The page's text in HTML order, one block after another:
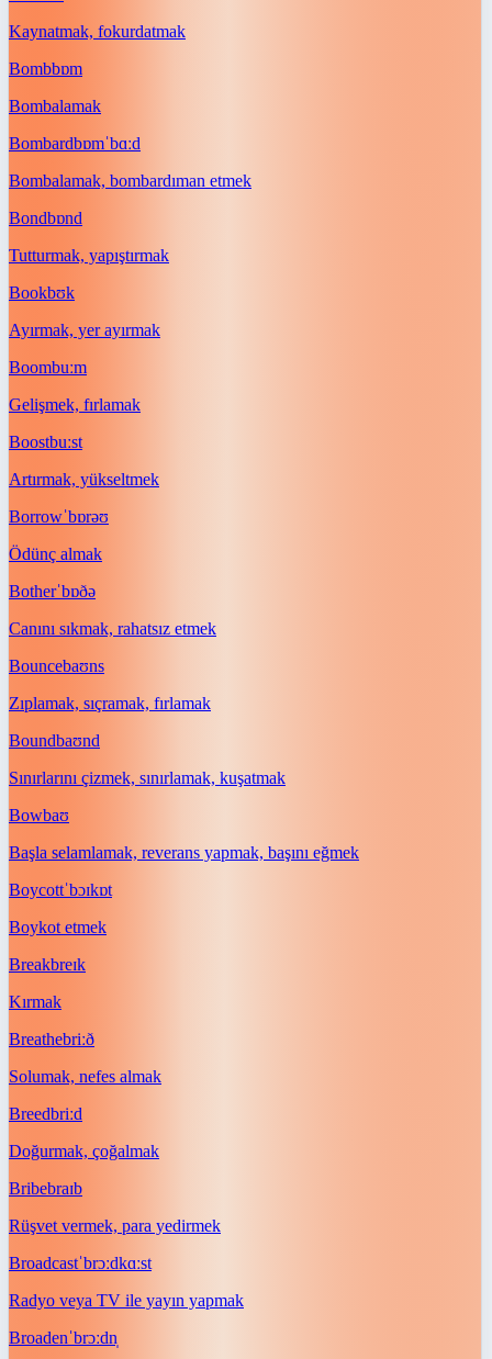
Kaynatmak, fokurdatmak
Bombbɒm
Bombalamak
Bombardbɒmˈbɑːd
Bombalamak, bombardıman etmek
Bondbɒnd
Tutturmak, yapıştırmak
Bookbʊk
Ayırmak, yer ayırmak
Boombuːm
Gelişmek, fırlamak
Boostbuːst
Artırmak, yükseltmek
Borrowˈbɒrəʊ
Ödünç almak
Botherˈbɒðə
Canını sıkmak, rahatsız etmek
Bouncebaʊns
Zıplamak, sıçramak, fırlamak
Boundbaʊnd
Sınırlarını çizmek, sınırlamak, kuşatmak
Bowbaʊ
Başla selamlamak, reverans yapmak, başını eğmek
Boycottˈbɔɪkɒt
Boykot etmek
Breakbreɪk
Kırmak
Breathebriːð
Solumak, nefes almak
Breedbriːd
Doğurmak, çoğalmak
Bribebraɪb
Rüşvet vermek, para yedirmek
Broadcastˈbrɔːdkɑːst
Radyo veya TV ile yayın yapmak
Broadenˈbrɔːdn̩